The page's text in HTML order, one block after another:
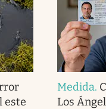
este
Medida.
Los